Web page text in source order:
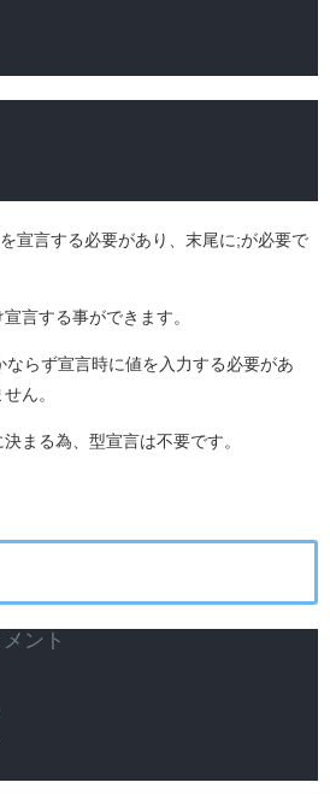
宣言する必要があり、末尾に;が必要で
言する事ができます。
らず宣言時に値を入力する必要があ
ん。
まる為、型宣言は不要です。
ント